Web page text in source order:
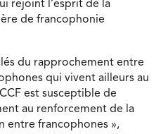
rejoint l’esprit de la
de francophonie
du rapprochement entre
qui vivent ailleurs au
est susceptible de
au renforcement de la
entre francophones »,